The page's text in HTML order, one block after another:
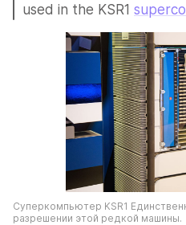
used in the KSR1
Суперкомпьютер KSR1
разрешении этой редкой машины.